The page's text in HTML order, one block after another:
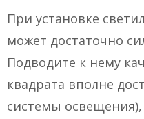
При установке
может достаточно
Подводите к нему
квадрата вполне
системы